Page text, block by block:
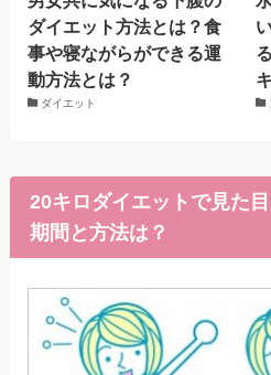
ダイエット方法とは？食
事や寝ながらができる運
動方法とは？
ダイエット
20キロダイエットで見た
期間と方法は？